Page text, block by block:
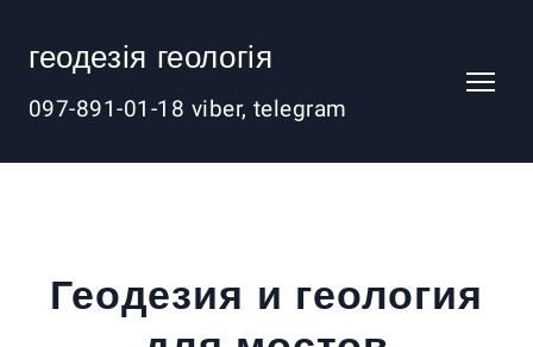
геодезія геологія
097-891-01-18 viber, telegram
Геодезия и геология